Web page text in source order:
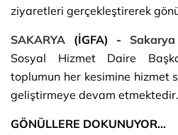
ziyaretleri gerçekleştirerek
SAKARYA (İGFA) - Sakarya
Sosyal Hizmet Daire
toplumun her kesimine hizmet
geliştirmeye devam etmektedir.
GÖNÜLLERE DOKUNUYOR…